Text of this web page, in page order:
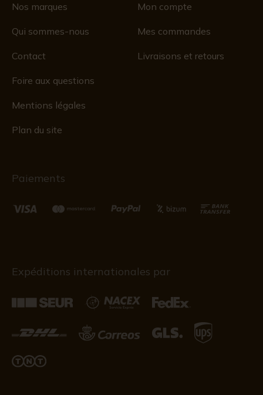
Nos marques
Qui sommes-nous
Contact
Foire aux questions
Mentions légales
Plan du site
Mon compte
Mes commandes
Livraisons et retours
Paiements
Expéditions internationales par